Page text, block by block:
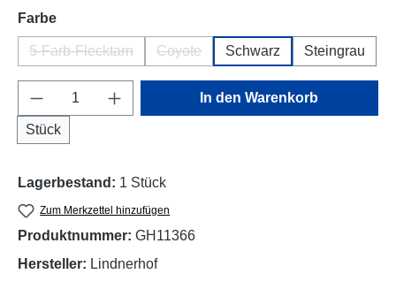
Farbeauswählen
5-Farb-Flecktarn
(Diese Option ist zurzeit nicht verfügbar.)
Coyote
(Diese Option ist zurzeit nicht
Schwarz Steingrau
Produkt Anzahl: Gib den gewünschten
Stück
In den Warenkorb
Lagerbestand: 1 Stück
Zum Merkzettel hinzufügen
Produktnummer: GH11366
Hersteller: Lindnerhof